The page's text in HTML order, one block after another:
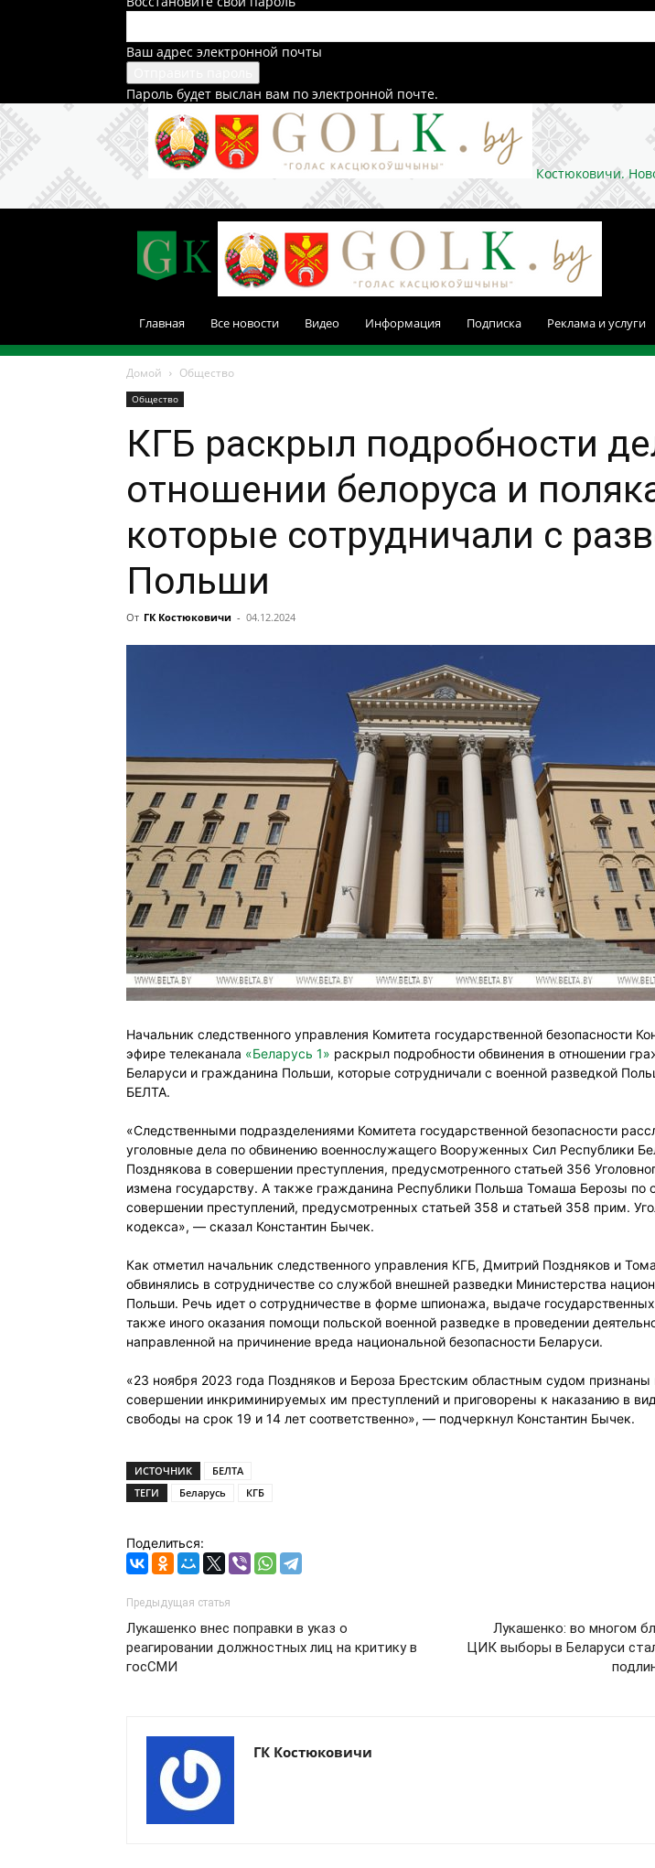
Ваш адрес электронной почты
Пароль будет выслан вам по электронной почте.
Костюковичи.
Главная Все новости Видео Информация Подписка Реклама и услуги
Домой Общество
Общество
КГБ раскрыл подробности
отношении белоруса и
которые сотрудничали с
Польши
От ГК Костюковичи - 04.12.2024
Начальник следственного управления Комитета государственной безопасности
эфире телеканала «Беларусь 1» раскрыл подробности обвинения в отношении
Беларуси и гражданина Польши, которые сотрудничали с военной разведкой
БЕЛТА.
«Следственными подразделениями Комитета государственной безопасности
уголовные дела по обвинению военнослужащего Вооруженных Сил Республики
Позднякова в совершении преступления, предусмотренного статьей 356
измена государству. А также гражданина Республики Польша Томаша Берозы по
совершении преступлений, предусмотренных статьей 358 и статьей 358 прим.
кодекса», — сказал Константин Бычек.
Как отметил начальник следственного управления КГБ, Дмитрий Поздняков и
обвинялись в сотрудничестве со службой внешней разведки Министерства
Польши. Речь идет о сотрудничестве в форме шпионажа, выдаче
также иного оказания помощи польской военной разведке в проведении
направленной на причинение вреда национальной безопасности Беларуси.
«23 ноября 2023 года Поздняков и Бероза Брестским областным судом
совершении инкриминируемых им преступлений и приговорены к наказанию в
свободы на срок 19 и 14 лет соответственно», — подчеркнул Константин Бычек.
ИСТОЧНИК
БЕЛТА
ТЕГИ
Беларусь КГБ
Поделиться:
Предыдущая статья
Лукашенко внес поправки в указ о
реагировании должностных лиц на критику в
госСМИ
Лукашенко: во многом
ЦИК выборы в Беларуси
ГК Костюковичи